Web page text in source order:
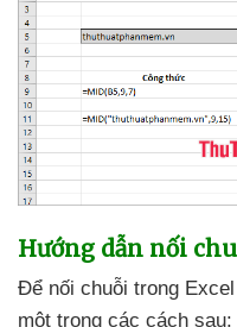
Hướng dẫn nối
Để nối chuỗi trong Excel
một trong các cách sau: